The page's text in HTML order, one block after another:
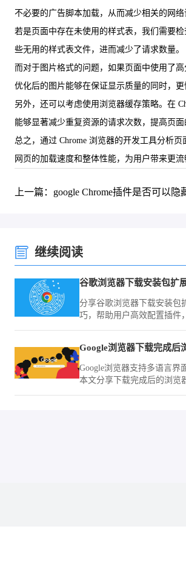
不必要的广告脚本加载，从而减少相关的网络
若是页面中存在未使用的样式表，我们需要
些无用的样式表文件，进而减少了请求数量。
而对于图片格式的问题，如果页面中使用了
优化后的图片能够在保证显示质量的同时，
另外，还可以考虑使用浏览器缓存策略。在
能够显著减少重复资源的请求次数，提高页面
总之，通过 Chrome 浏览器的开发工具分析
网页的加载速度和整体性能，为用户带来更流
上一篇：google Chrome插件是否可以
继续阅读
谷歌浏览器下载安装包扩
分享谷歌浏览器下载安装包
巧，帮助用户高效配置插件
Google浏览器支持多语言界
本文分享下载完成后的浏览